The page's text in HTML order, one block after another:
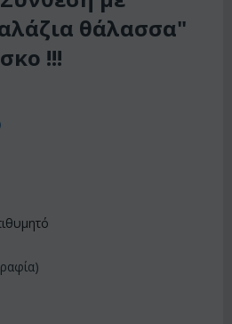
θάλασσα"
!!!